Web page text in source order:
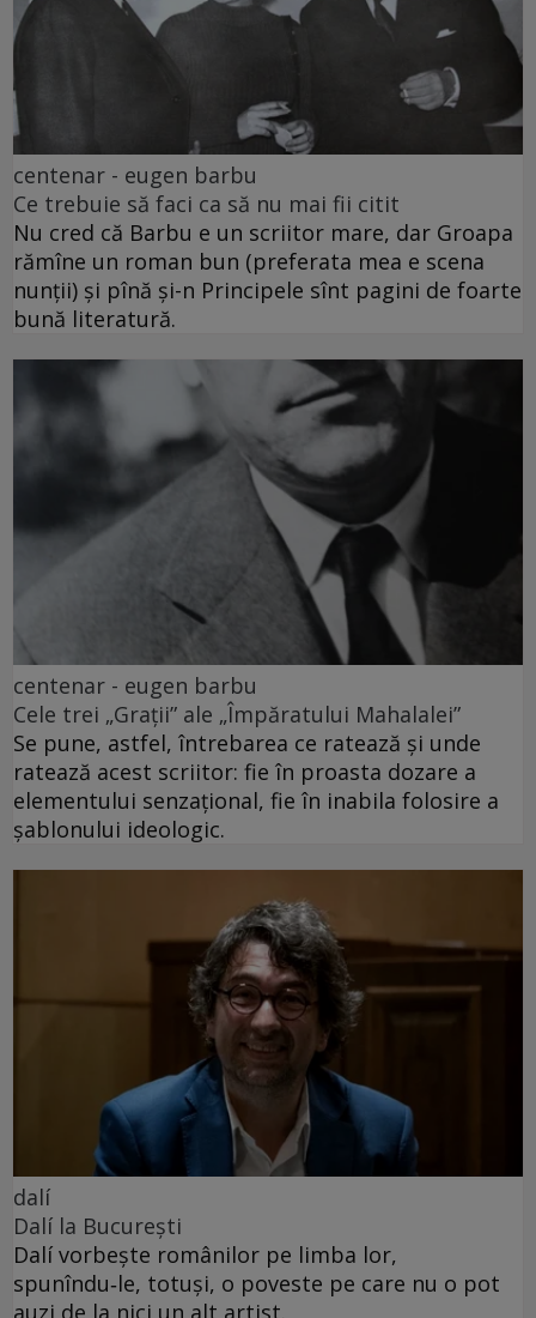
centenar - eugen barbu
Ce trebuie să faci ca să nu mai fii citit
Nu cred că Barbu e un scriitor mare, dar Groapa
rămîne un roman bun (preferata mea e scena
nunții) și pînă și-n Principele sînt pagini de foarte
bună literatură.
centenar - eugen barbu
Cele trei „Grații” ale „Împăratului Mahalalei”
Se pune, astfel, întrebarea ce ratează și unde
ratează acest scriitor: fie în proasta dozare a
elementului senzațional, fie în inabila folosire a
șablonului ideologic.
dalí
Dalí la București
Dalí vorbește românilor pe limba lor,
spunîndu‑le, totuși, o poveste pe care nu o pot
auzi de la nici un alt artist.